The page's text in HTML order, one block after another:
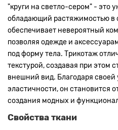
"круги на светло-сером" - это
обладающий растяжимостью в
обеспечивает невероятный
позволяя одежде и
под форму тела. Трикотаж
текстурой, создавая при этом
внешний вид. Благодаря своей
эластичности, он становится
создания модных и
Свойства ткани